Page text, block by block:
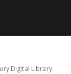
Digital Library.